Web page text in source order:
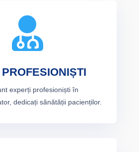

experți profesioniști în
dedicați sănătății pacienților.